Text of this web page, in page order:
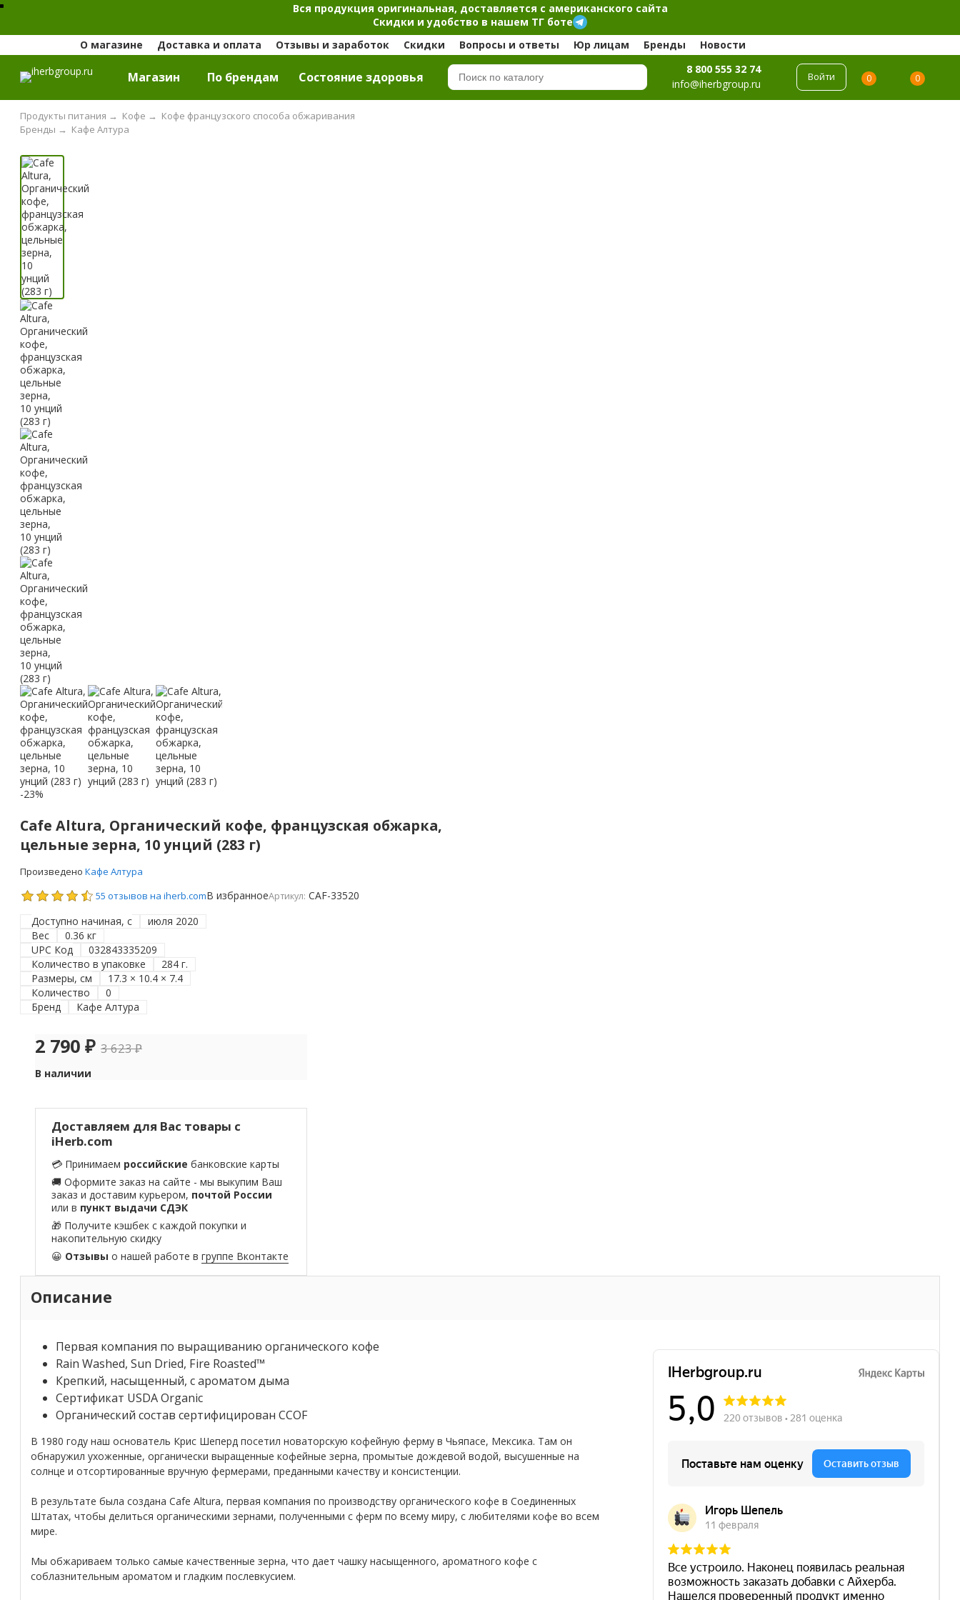
Вся продукция оригинальная, доставляется с американского сайта
Скидки и удобство в нашем ТГ боте
О магазине
Доставка и оплата Отзывы и заработок Скидки Вопросы и ответы Юр лицам Бренды Новости
Магазин По брендам Cостояние здоровья
8 800 555 32 74
info@iherbgroup.ru
Войти 0 0
Продукты питания → Кофе → Кофе французского способа обжаривания
Кафе Алтура
Бренды →
-23%
Cafe Altura, Органический кофе, французская обжарка,
цельные зерна, 10 унций (283 г)
Произведено Кафе Алтура
55 отзывов на iherb.comВ избранноеАртикул: CAF-33520
Доступно начиная, с
июля 2020
Вес
0.36 кг
UPC Код
032843335209
Количество в упаковке
284 г.
Размеры, см
17.3 × 10.4 × 7.4
Количество
0
Бренд
Кафе Алтура
2 790 ₽ 3 623₽
В наличии
Доставляем для Вас товары с
iHerb.com
💳 Принимаем российские банковские карты
🚚 Оформите заказ на сайте - мы выкупим Ваш
заказ и доставим курьером, почтой России
или в пункт выдачи СДЭК
🎁 Получите кэшбек с каждой покупки и
накопительную скидку
😀 Отзывы о нашей работе вгруппе Вконтакте
Описание
Первая компания по выращиванию органического кофе
Rain Washed, Sun Dried, Fire Roasted™
Крепкий, насыщенный, с ароматом дыма
Сертификат USDA Organic
Органический состав сертифицирован CCOF
В 1980 году наш основатель Крис Шеперд посетил новаторскую кофейную ферму в Чьяпасе, Мексика. Там он
обнаружил ухоженные, органически выращенные кофейные зерна, промытые дождевой водой, высушенные на
солнце и отсортированные вручную фермерами, преданными качеству и консистенции.
В результате была создана Cafe Altura, первая компания по производству органического кофе в Соединенных
Штатах, чтобы делиться органическими зернами, полученными с ферм по всему миру, с любителями кофе во всем
мире.
Мы обжариваем только самые качественные зерна, что дает чашку насыщенного, ароматного кофе с
соблазнительным ароматом и гладким послевкусием.